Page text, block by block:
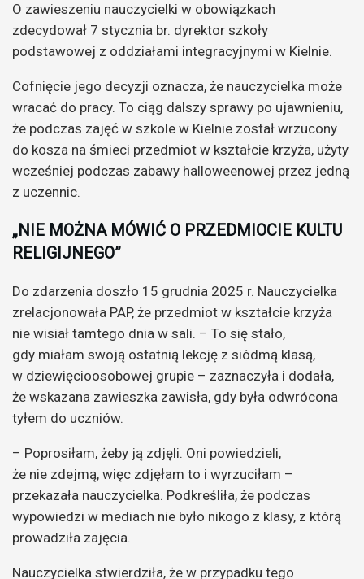
O zawieszeniu nauczycielki w obowiązkach
zdecydował 7 stycznia br. dyrektor szkoły
podstawowej z oddziałami integracyjnymi w Kielnie.
Cofnięcie jego decyzji oznacza, że nauczycielka może
wracać do pracy. To ciąg dalszy sprawy po ujawnieniu,
że podczas zajęć w szkole w Kielnie został wrzucony
do kosza na śmieci przedmiot w kształcie krzyża, użyty
wcześniej podczas zabawy halloweenowej przez jedną
z uczennic.
„NIE MOŻNA MÓWIĆ O PRZEDMIOCIE KULTU
RELIGIJNEGO”
Do zdarzenia doszło 15 grudnia 2025 r. Nauczycielka
zrelacjonowała PAP, że przedmiot w kształcie krzyża
nie wisiał tamtego dnia w sali. – To się stało,
gdy miałam swoją ostatnią lekcję z siódmą klasą,
w dziewięcioosobowej grupie – zaznaczyła i dodała,
że wskazana zawieszka zawisła, gdy była odwrócona
tyłem do uczniów.
– Poprosiłam, żeby ją zdjęli. Oni powiedzieli,
że nie zdejmą, więc zdjęłam to i wyrzuciłam –
przekazała nauczycielka. Podkreśliła, że podczas
wypowiedzi w mediach nie było nikogo z klasy, z którą
prowadziła zajęcia.
Nauczycielka stwierdziła, że w przypadku tego